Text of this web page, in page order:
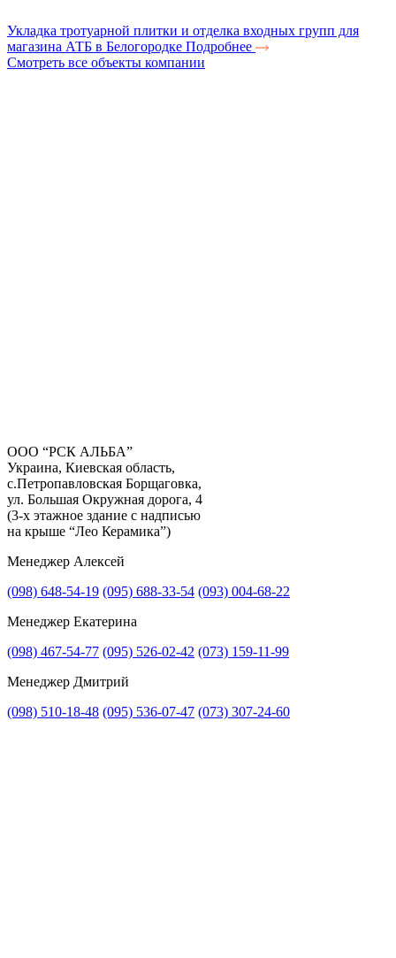
Укладка тротуарной плитки и отделка входных групп для
магазина АТБ в Белогородке Подробнее
Смотреть все объекты компании
Получить консультацию
ООО “РСК АЛЬБА”
Украина, Киевская область,
с.Петропавловская Борщаговка,
ул. Большая Окружная дорога, 4
(3-х этажное здание с надписью
на крыше “Лео Керамика”)
Менеджер Алексей
(098) 648-54-19 (095) 688-33-54 (093) 004-68-22
Менеджер Екатерина
(098) 467-54-77 (095) 526-02-42 (073) 159-11-99
Менеджер Дмитрий
(098) 510-18-48 (095) 536-07-47 (073) 307-24-60